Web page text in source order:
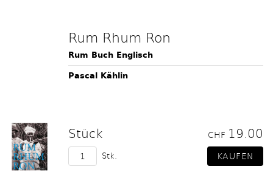
Rum Rhum Ron
Rum Buch Englisch
Pascal Kählin
Stück CHF 19.00
Stk.